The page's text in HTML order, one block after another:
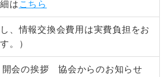
は こちら
、情報交換会費用は実費負担をお
。）
会の挨拶 協会からのお知らせ